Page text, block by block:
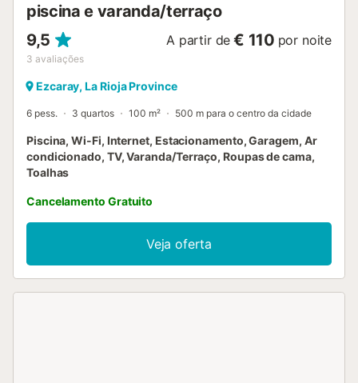
piscina e varanda/terraço
9,5
3 avaliações
A partir de € 110 por noite
Ezcaray, La Rioja Province
6 pess. 3 quartos 100 m² 500 m para o centro da cidade
Piscina, Wi-Fi, Internet, Estacionamento, Garagem, Ar
condicionado, TV, Varanda/Terraço, Roupas de cama,
Toalhas
Cancelamento Gratuito
Veja oferta